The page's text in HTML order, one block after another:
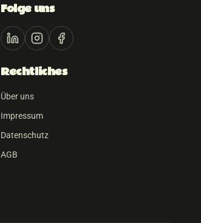
Folge uns
Rechtliches
Über uns
Impressum
Datenschutz
AGB